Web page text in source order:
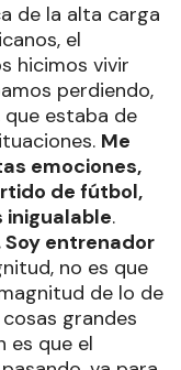
de la alta carga
el
hicimos vivir
perdiendo,
estaba de
Me
emociones,
de fútbol,
inigualable.
Soy entrenador
no es que
de lo de
grandes
es que el